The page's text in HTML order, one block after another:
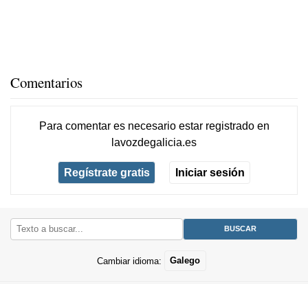
Comentarios
Para comentar es necesario estar registradoen
lavozdegalicia.es
Regístrate gratis Iniciar sesión
Cambiar idioma: Galego